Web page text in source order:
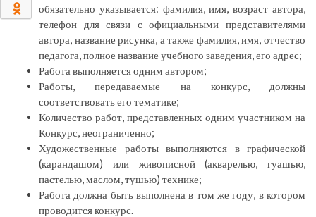
0
обязательно указывается: фамилия, имя, возраст автора,
телефон для связи с официальными представителями
автора, название рисунка, а также фамилия, имя, отчество
педагога, полное название учебного заведения, его адрес;
Работа выполняется одним автором;
Работы, передаваемые на конкурс, должны
соответствовать его тематике;
Количество работ, представленных одним участником на
Конкурс, неограниченно;
Художественные работы выполняются в графической
(карандашом) или живописной (акварелью, гуашью,
пастелью, маслом, тушью) технике;
Работа должна быть выполнена в том же году, в котором
проводится конкурс.